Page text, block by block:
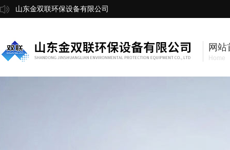
山东金双联环保设备有限公司
网站
Home